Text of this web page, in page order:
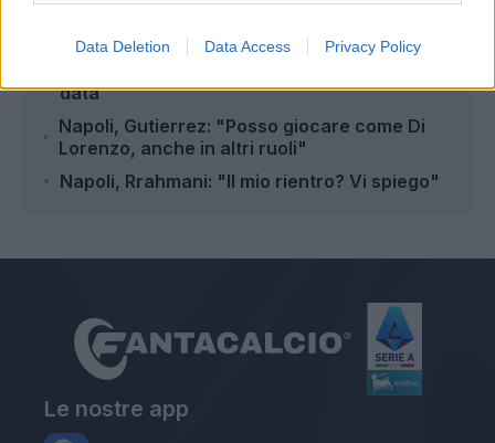
Data Deletion Data Access Privacy Policy
data
Napoli, Gutierrez: "Posso giocare come Di
Lorenzo, anche in altri ruoli"
Napoli, Rrahmani: "Il mio rientro? Vi spiego"
Le nostre app